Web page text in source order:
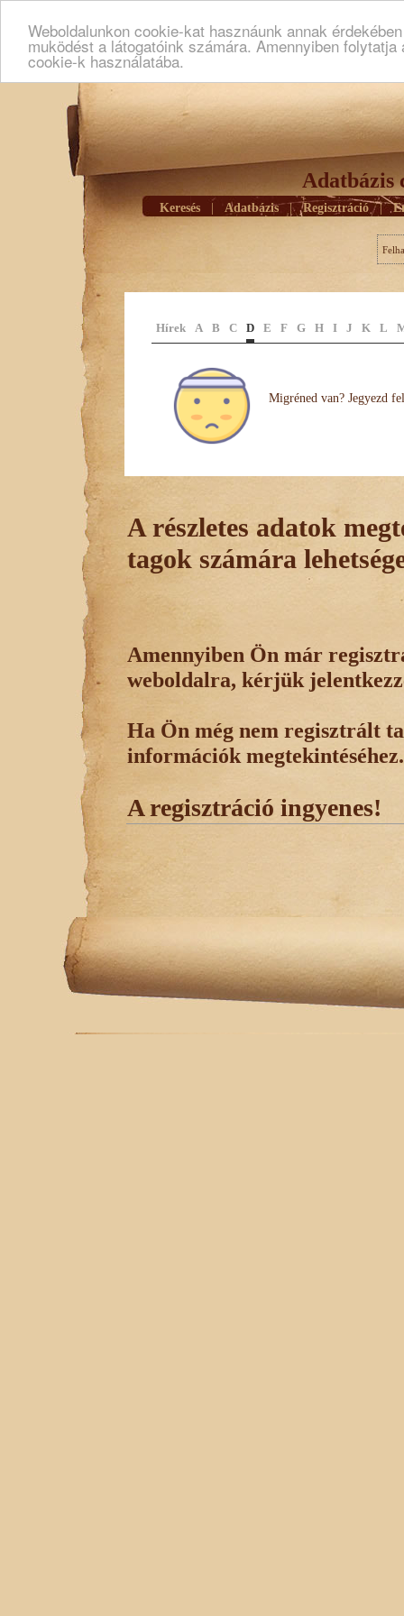
Weboldalunkon cookie-kat hasznáunk annak
muködést a látogatóink számára. Amennyiben
cookie-k használatába.
Adatbázis
Keresés Adatbázis | Regisztráció |
Hírek A B C D E F G H I J K L
Migréned van? Jegyezd
A részletes adatok
tagok számára
Amennyiben Ön már
weboldalra, kérjük
Ha Ön még nem regisztrált
információk megtekintéséhez.
A regisztráció ingyenes!